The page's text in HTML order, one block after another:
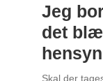
Jeg
det
Skal der